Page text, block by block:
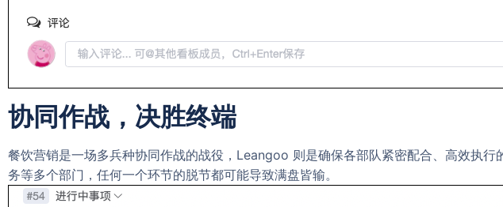
协同作战，决胜终端
餐饮营销是一场多兵种协同作战的战役，Leangoo 则是确保各部队紧密配合、高效执
务等多个部门，任何一个环节的脱节都可能导致满盘皆输。